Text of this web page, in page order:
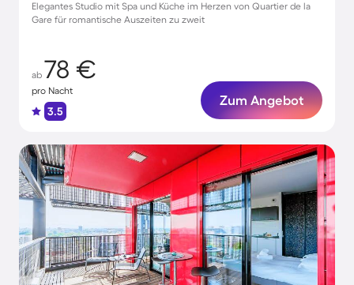
Elegantes Studio mit Spa und Küche im Herzen von Quartier de la
Gare für romantische Auszeiten zu zweit
ab 78 €
pro Nacht
3.5
Zum Angebot